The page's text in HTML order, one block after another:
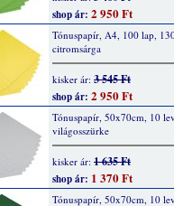
shop ár: 2 950 Ft
Tónuspapír, A4, 100 lap,
citromsárga
kisker ár: 3 545 Ft
shop ár: 2 950 Ft
Tónuspapír, 50x70cm, 10
világosszürke
kisker ár: 1 635 Ft
shop ár: 1 370 Ft
Tónuspapír, 50x70cm, 10